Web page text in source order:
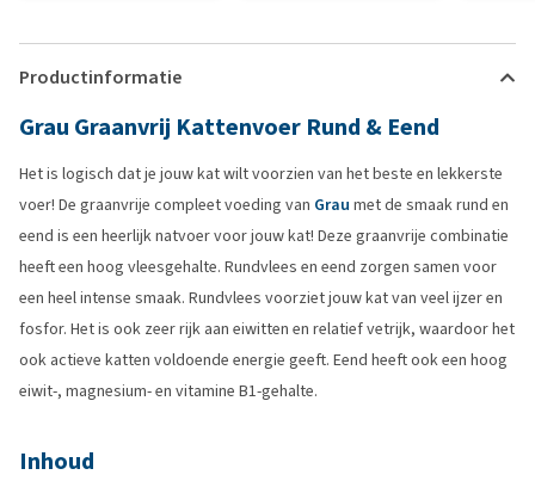
Productinformatie
Grau Graanvrij Kattenvoer Rund & Eend
Het is logisch dat je jouw kat wilt voorzien van het beste en lekkerste
voer! De graanvrije compleet voeding van Grau met de smaak rund en
eend is een heerlijk natvoer voor jouw kat! Deze graanvrije combinatie
heeft een hoog vleesgehalte. Rundvlees en eend zorgen samen voor
een heel intense smaak. Rundvlees voorziet jouw kat van veel ijzer en
fosfor. Het is ook zeer rijk aan eiwitten en relatief vetrijk, waardoor het
ook actieve katten voldoende energie geeft. Eend heeft ook een hoog
eiwit-, magnesium- en vitamine B1-gehalte.
Inhoud